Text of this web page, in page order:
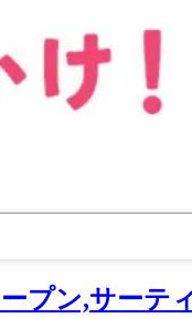
プン,サーテ